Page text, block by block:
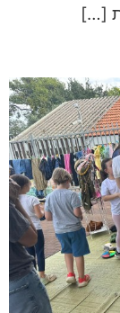
[…]